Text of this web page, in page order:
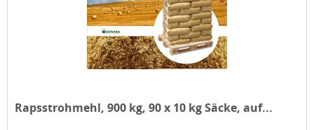
Rapsstrohmehl, 900 kg, 90 x 10 kg Säcke, auf...